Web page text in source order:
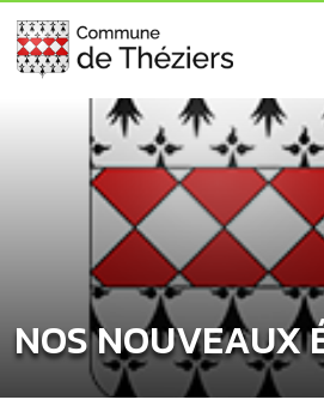
NOS NOUVEAUX